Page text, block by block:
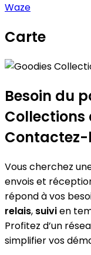
Waze
Carte
+
−
Besoin du
Collections
Vous cherchez
envois et
répond à vos
relais, suivien
Profitez d’un
simplifier vos